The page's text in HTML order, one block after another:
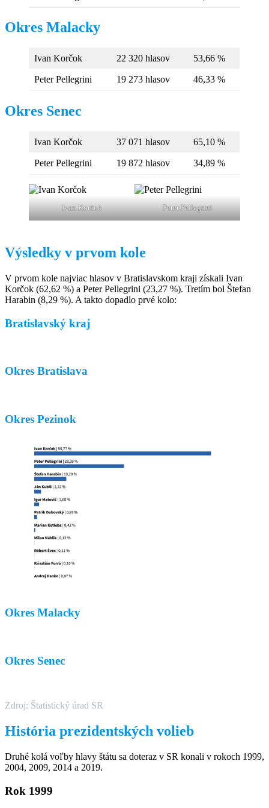
Okres Malacky
Ivan Korčok 22 320 hlasov 53,66 %
Peter Pellegrini 19 273 hlasov 46,33 %
Okres Senec
Ivan Korčok 37 071 hlasov 65,10 %
Peter Pellegrini 19 872 hlasov 34,89 %
Ivan Korčok Peter Pellegrini
Výsledky v prvom kole
V prvom kole najviac hlasov v Bratislavskom kraji získali Ivan
Korčok (62,62 %) a Peter Pellegrini (23,27 %). Tretím bol Štefan
Harabin (8,29 %). A takto dopadlo prvé kolo:
Bratislavský kraj
Okres Bratislava
Okres Pezinok
Okres Malacky
Okres Senec
Zdroj: Štatistický úrad SR
História prezidentských volieb
Druhé kolá voľby hlavy štátu sa doteraz v SR konali v rokoch 1999,
2004, 2009, 2014 a 2019.
Rok 1999